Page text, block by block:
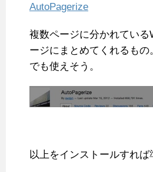
AutoPagerize
複数ページに分かれている
ージにまとめてくれるもの
でも使えそう。
以上をインストールすれば